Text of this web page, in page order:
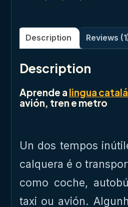
Description Reviews
Description
Aprende a lingua catalá
avión, tren e metro
Un dos tempos
calquera é o
como coche,
taxi ou avión.